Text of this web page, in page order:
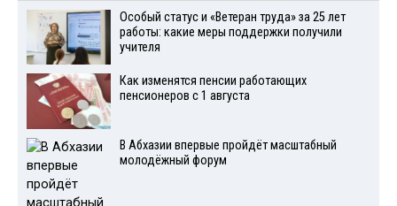
Особый статус и «Ветеран труда» за 25 лет
работы: какие меры поддержки получили
учителя
Как изменятся пенсии работающих
пенсионеров с 1 августа
В Абхазии впервые пройдёт масштабный
молодёжный форум